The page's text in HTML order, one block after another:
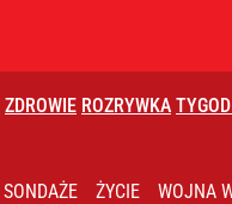
ZDROWIE ROZRYWKA
SONDAŻE ŻYCIE WOJNA